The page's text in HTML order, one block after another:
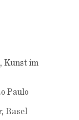
Kunst im
Paulo
Basel